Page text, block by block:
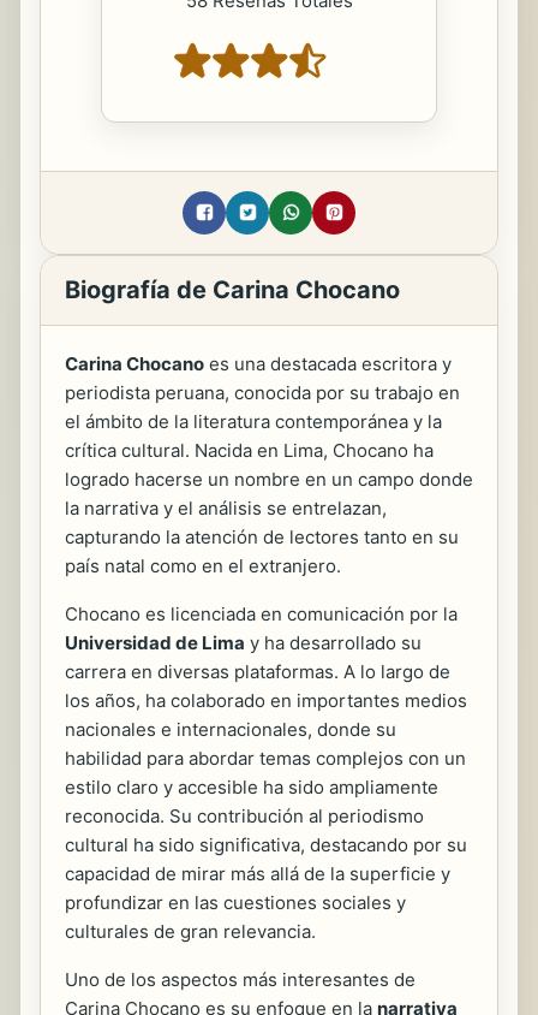
Biografía de Carina Chocano
Carina Chocano es una destacada escritora y
periodista peruana, conocida por su trabajo en
el ámbito de la literatura contemporánea y la
crítica cultural. Nacida en Lima, Chocano ha
logrado hacerse un nombre en un campo donde
la narrativa y el análisis se entrelazan,
capturando la atención de lectores tanto en su
país natal como en el extranjero.
Chocano es licenciada en comunicación por la
Universidad de Lima y ha desarrollado su
carrera en diversas plataformas. A lo largo de
los años, ha colaborado en importantes medios
nacionales e internacionales, donde su
habilidad para abordar temas complejos con un
estilo claro y accesible ha sido ampliamente
reconocida. Su contribución al periodismo
cultural ha sido significativa, destacando por su
capacidad de mirar más allá de la superficie y
profundizar en las cuestiones sociales y
culturales de gran relevancia.
Uno de los aspectos más interesantes de
Carina Chocano es su enfoque en la narrativa